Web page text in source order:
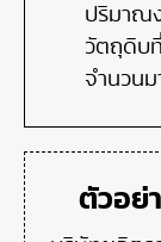
ปริมาณ
วัตถุดิบ
จำนวนม
ตัวอย่